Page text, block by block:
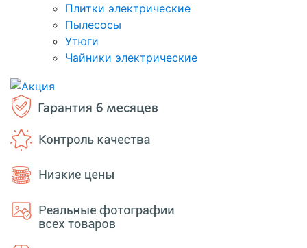
Плитки электрические
Пылесосы
Утюги
Чайники электрические